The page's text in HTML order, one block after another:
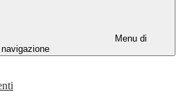
Menu di
navigazione